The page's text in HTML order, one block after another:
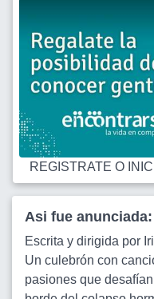
REGISTRATE O
Asi fue anunciada:
Escrita y dirigida por
Un culebrón con
pasiones que